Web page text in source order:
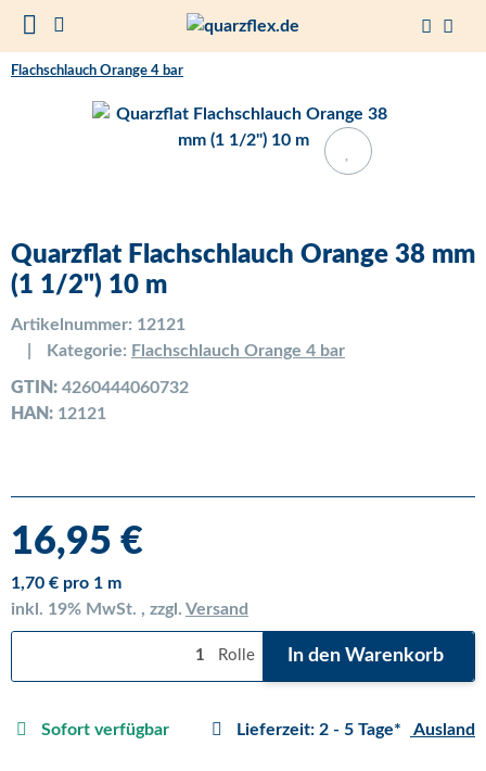
Flachschlauch Orange 4 bar
Quarzflat Flachschlauch Orange 38 mm
(1 1/2") 10 m
Artikelnummer: 12121
Kategorie: Flachschlauch Orange 4 bar
GTIN: 4260444060732
HAN: 12121
16,95 €
1,70 € pro 1 m
inkl. 19% MwSt. , zzgl. Versand
Rolle In den Warenkorb
Sofort verfügbar Lieferzeit: 2 - 5 Tage* Ausland